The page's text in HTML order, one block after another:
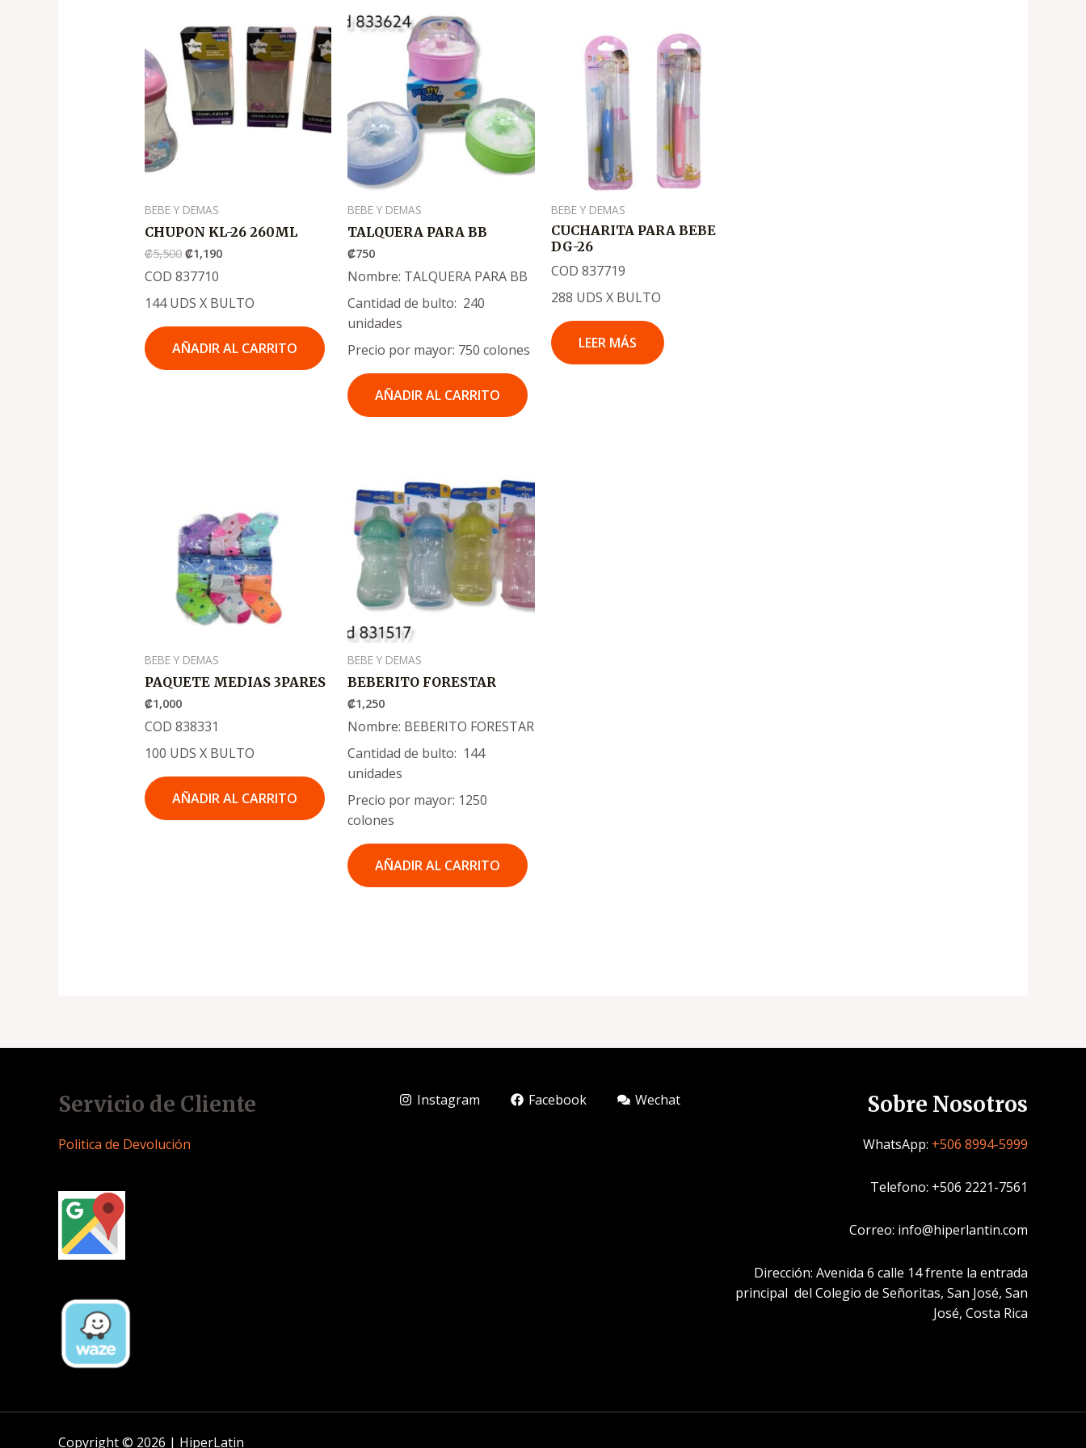
BEBE Y DEMAS
CHUPON KL-26 260ML
₡5,500
precio
original
era:
.
₡5,500
₡1,190
precio
actual
es:
.
₡1,190
COD 837710
144 UDS X BULTO
AÑADIR AL CARRITO
BEBE Y DEMAS
TALQUERA PARA BB
₡750
Nombre: TALQUERA PARA BB
Cantidad de bulto: 240
unidades
Precio por mayor: 750 colones
AÑADIR AL CARRITO
BEBE Y DEMAS
CUCHARITA PARA BEBE
DG-26
COD 837719
288 UDS X BULTO
LEER MÁS
BEBE Y DEMAS
PAQUETE MEDIAS 3PARES
₡1,000
COD 838331
100 UDS X BULTO
AÑADIR AL CARRITO
BEBE Y DEMAS
BEBERITO FORESTAR
₡1,250
Nombre: BEBERITO FORESTAR
Cantidad de bulto: 144
unidades
Precio por mayor: 1250
colones
AÑADIR AL CARRITO
Servicio de Cliente
Politica de Devolución
Instagram Facebook Wechat Sobre Nosotros
WhatsApp: +506 8994-5999
Telefono: +506 2221-7561
Correo: info@hiperlantin.com
Dirección: Avenida 6 calle 14 frente la entrada
principal del Colegio de Señoritas, San José, San
José, Costa Rica
Copyright © 2026 | HiperLatin